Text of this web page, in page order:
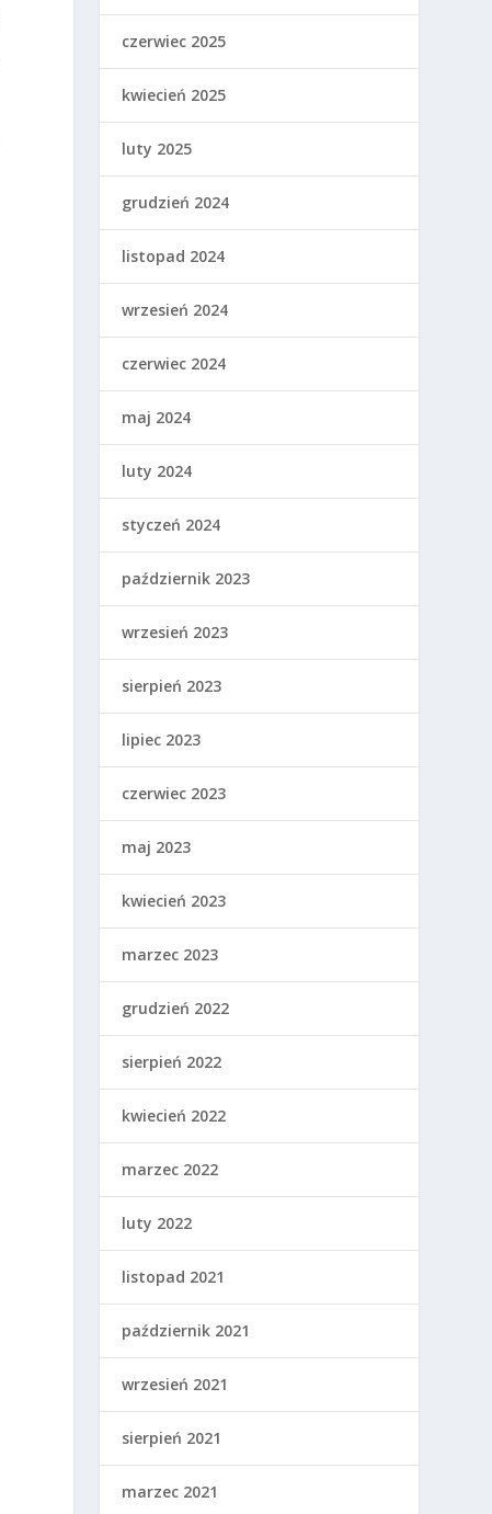
czerwiec 2025
kwiecień 2025
luty 2025
grudzień 2024
listopad 2024
wrzesień 2024
czerwiec 2024
maj 2024
luty 2024
styczeń 2024
październik 2023
wrzesień 2023
sierpień 2023
lipiec 2023
czerwiec 2023
maj 2023
kwiecień 2023
marzec 2023
grudzień 2022
sierpień 2022
kwiecień 2022
marzec 2022
luty 2022
listopad 2021
październik 2021
wrzesień 2021
sierpień 2021
marzec 2021